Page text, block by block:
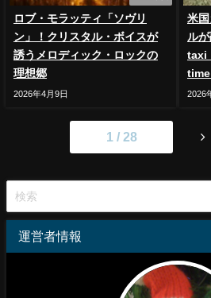
ロブ・モラッティ「ソヴリ
ン」！クリスタル・ボイスが
誘うメロディック・ロックの
理想郷
2026年4月9日
米
ル
taxi
time
2026
1 / 28
運営者情報